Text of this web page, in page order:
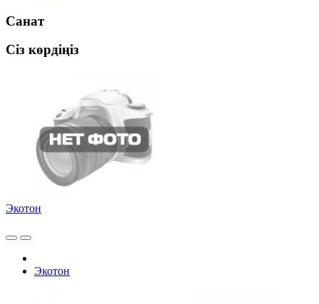
Санат
Сіз көрдіңіз
Экотон
Экотон